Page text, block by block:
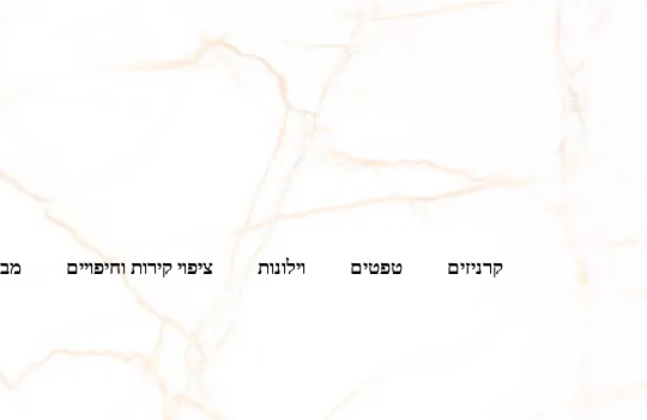
קרניזים טפטים וילונות ציפוי קירות וחיפויים